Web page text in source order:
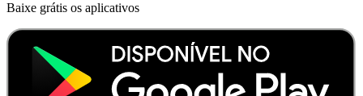
Baixe grátis os aplicativos